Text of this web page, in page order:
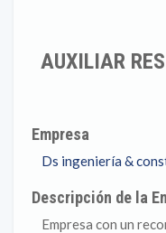
AUXILIAR
Empresa
Ds ingeniería &
Descripción de la
Empresa con un